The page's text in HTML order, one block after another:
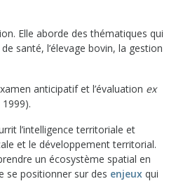
Elle aborde des thématiques qui
santé, l’élevage bovin, la gestion
anticipatif et l’évaluation ex
l’intelligence territoriale et
et le développement territorial.
un écosystème spatial en
se positionner sur des enjeux qui